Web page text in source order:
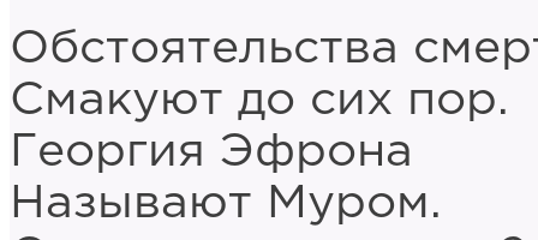
Обстоятельства
Смакуют до сих пор.
Георгия Эфрона
Называют Муром.